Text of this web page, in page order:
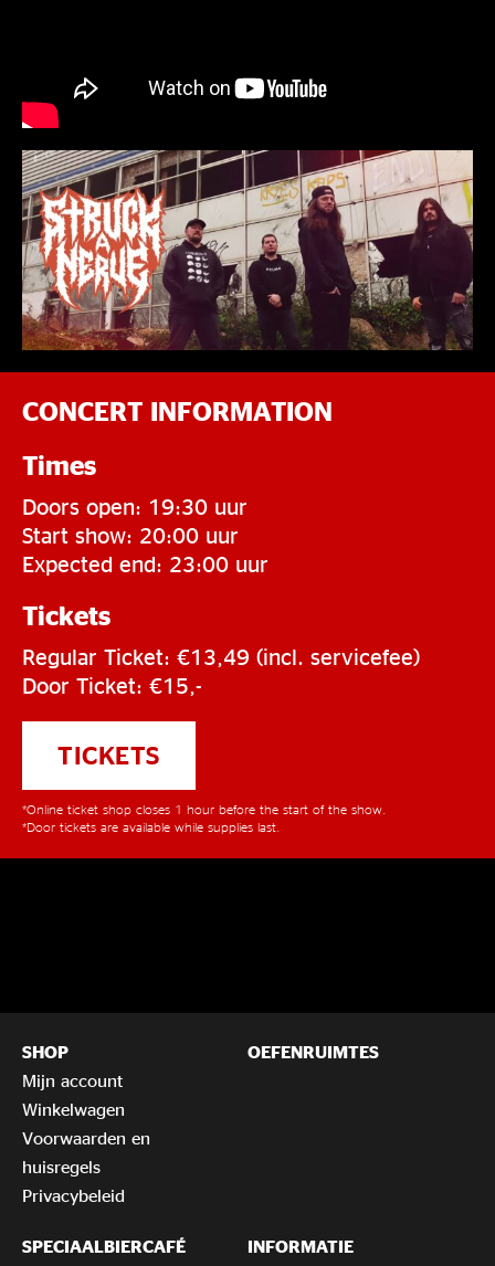
CONCERT INFORMATION
Times
Doors open: 19:30 uur
Start show: 20:00 uur
Expected end: 23:00 uur
Tickets
Regular Ticket: €13,49 (incl. servicefee)
Door Ticket: €15,-
TICKETS
*Online ticket shop closes 1 hour before the start of the show.
*Door tickets are available while supplies last.
SHOP
Mijn account
Winkelwagen
Voorwaarden en
huisregels
Privacybeleid
OEFENRUIMTES
SPECIAALBIERCAFÉ
INFORMATIE